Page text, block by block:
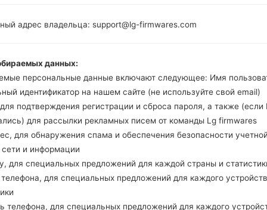
250MB
Buy accessories on
Главная →Серия → LG Chocolate →LGBL40F
адрес владельца: support@lg-firmwares.com
данных:
персональные данные включают следующее: Имя
идентификатор на нашем сайте (не используйте свой email)
подтверждения регистрации и сброса пароля, а также (если
для рассылки рекламных писем от команды Lg firmwares
для обнаружения спама и обеспечения безопасности учетной
сети и информации
для специальных предложений для каждой страны и
для специальных предложений для каждого
телефона, для специальных предложений для каждого